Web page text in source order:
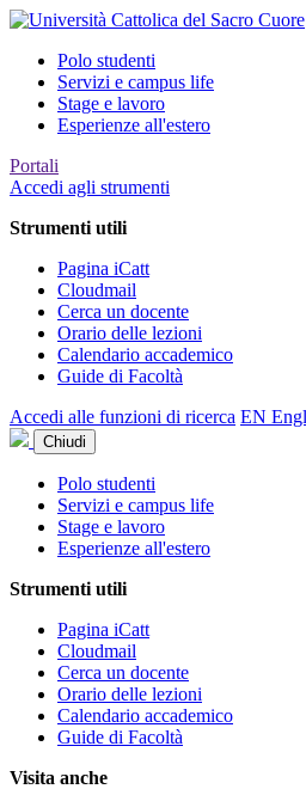
Polo studenti
Servizi e campus life
Stage e lavoro
Esperienze all'estero
Portali
Accedi agli strumenti
Strumenti utili
Pagina iCatt
Cloudmail
Cerca un docente
Orario delle lezioni
Calendario accademico
Guide di Facoltà
Accedi alle funzioni di ricerca EN
Chiudi
Polo studenti
Servizi e campus life
Stage e lavoro
Esperienze all'estero
Strumenti utili
Pagina iCatt
Cloudmail
Cerca un docente
Orario delle lezioni
Calendario accademico
Guide di Facoltà
Visita anche